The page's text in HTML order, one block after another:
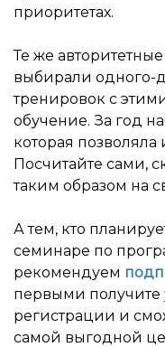
приоритетах.
Те же
выбирали одного-
тренировок с
обучение. За год
которая позволяла
Посчитайте сами,
таким образом на
А тем, кто
семинаре по
рекомендуем
первыми получите
регистрации и
самой выгодной